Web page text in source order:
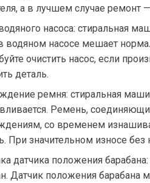
а в лучшем случае ремонт
насоса: стиральная
водяном насосе мешает
очистить насос, если
деталь.
ремня: стиральная
Ремень,
со временем
При значительном износе
датчика положения барабана:
Датчик положения барабана